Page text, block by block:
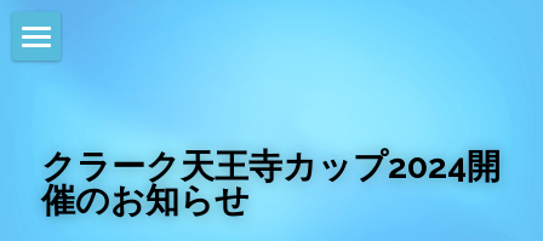
EVENTS
クラーク天王寺カップ2024開
催のお知らせ